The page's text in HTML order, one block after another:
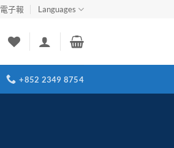
電子報 Languages
+852 2349 8754